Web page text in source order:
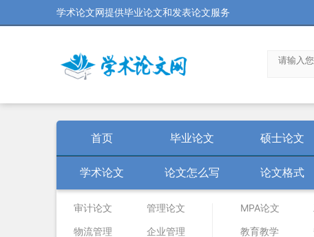
学术论文网提供毕业论文和发表论文服务
首页 毕业论文 硕士论文
学术论文 论文怎么写 论文格式
审计论文
管理论文
物流管理
企业管理
MPA论文
教育教学